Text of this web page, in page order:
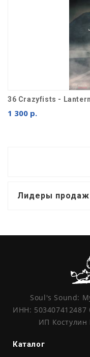
36 Crazyfists -
1 300 р.
Лидеры продаж
Soul's Sound:
ИНН: 503407412487
ИП
Каталог